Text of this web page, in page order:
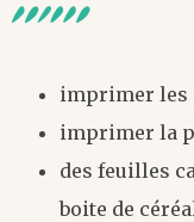
imprimer les
imprimer la
des feuilles
boite de